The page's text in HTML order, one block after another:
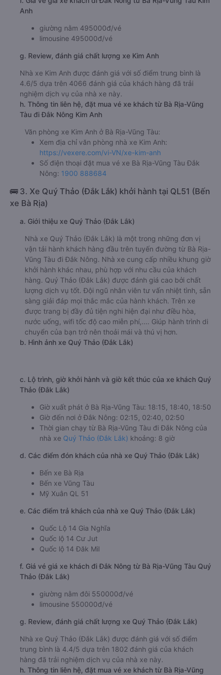
Anh
giường nằm 495000đ/vé
limousine 495000đ/vé
g. Review, đánh giá chất lượng xe Kim Anh
Nhà xe Kim Anh được đánh giá với số điểm trung bình là
4.6/5 dựa trên 4066 đánh giá của khách hàng đã trải
nghiệm dịch vụ của nhà xe này.
h. Thông tin liên hệ, đặt mua vé xe khách từ Bà Rịa-Vũng
Tàu đi Đắk Nông Kim Anh
Văn phòng xe Kim Anh ở Bà Rịa-Vũng Tàu:
Xem địa chỉ văn phòng nhà xe Kim Anh:
https://vexere.com/vi-VN/xe-kim-anh
Số điện thoại đặt mua vé xe Bà Rịa-Vũng Tàu Đắk
Nông: 1900 888684
🚌 3. Xe Quý Thảo (Đắk Lắk) khởi hành tại QL51 (Bến
xe Bà Rịa)
a. Giới thiệu xe Quý Thảo (Đắk Lắk)
Nhà xe Quý Thảo (Đắk Lắk) là một trong những đơn vị
vận tải hành khách hàng đầu trên tuyến đường từ Bà Rịa-
Vũng Tàu đi Đắk Nông. Nhà xe cung cấp nhiều khung giờ
khởi hành khác nhau, phù hợp với nhu cầu của khách
hàng. Quý Thảo (Đắk Lắk) được đánh giá cao bởi chất
lượng dịch vụ tốt. Đội ngũ nhân viên tư vấn nhiệt tình, sẵn
sàng giải đáp mọi thắc mắc của hành khách. Trên xe
được trang bị đầy đủ tiện nghi hiện đại như điều hòa,
nước uống, wifi tốc độ cao miễn phí,.... Giúp hành trình di
chuyển của bạn trở nên thoải mái và thú vị hơn.
b. Hình ảnh xe Quý Thảo (Đắk Lắk)
c. Lộ trình, giờ khởi hành và giờ kết thúc của xe khách Quý
Thảo (Đắk Lắk)
Giờ xuất phát ở Bà Rịa-Vũng Tàu: 18:15, 18:40, 18:50
Giờ đến nơi ở Đắk Nông: 02:15, 02:40, 02:50
Thời gian chạy từ Bà Rịa-Vũng Tàu đi Đắk Nông của
nhà xe Quý Thảo (Đắk Lắk) khoảng: 8 giờ
d. Các điểm đón khách của nhà xe Quý Thảo (Đắk Lắk)
Bến xe Bà Rịa
Bến xe Vũng Tàu
Mỹ Xuân QL 51
e. Các điểm trả khách của nhà xe Quý Thảo (Đắk Lắk)
Quốc Lộ 14 Gia Nghĩa
Quốc lộ 14 Cư Jut
Quốc lộ 14 Đăk Mil
f. Giá vé giá xe khách đi Đắk Nông từ Bà Rịa-Vũng Tàu Quý
Thảo (Đắk Lắk)
giường nằm đôi 550000đ/vé
limousine 550000đ/vé
g. Review, đánh giá chất lượng xe Quý Thảo (Đắk Lắk)
Nhà xe Quý Thảo (Đắk Lắk) được đánh giá với số điểm
trung bình là 4.4/5 dựa trên 1802 đánh giá của khách
hàng đã trải nghiệm dịch vụ của nhà xe này.
h. Thông tin liên hệ, đặt mua vé xe khách từ Bà Rịa-Vũng